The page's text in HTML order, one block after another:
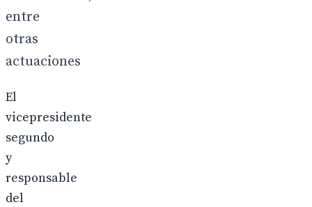
entre
otras
actuaciones
El
vicepresidente
segundo
y
responsable
del